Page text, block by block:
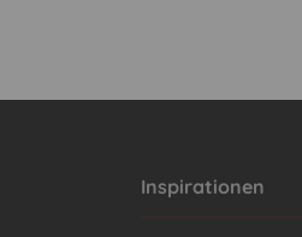
Inspirationen